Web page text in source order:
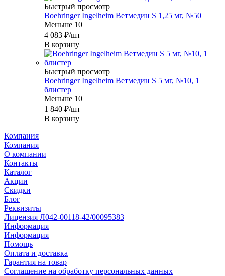
Быстрый просмотр
Boehringer Ingelheim Ветмедин S 1,25 мг, №50
Меньше 10
4 083 ₽/шт
В корзину
Быстрый просмотр
Boehringer Ingelheim Ветмедин S 5 мг, №10, 1
блистер
Меньше 10
1 840 ₽/шт
В корзину
Компания
Компания
О компании
Контакты
Каталог
Акции
Скидки
Блог
Реквизиты
Лицензия Л042-00118-42/00095383
Информация
Информация
Помощь
Оплата и доставка
Гарантия на товар
Соглашение на обработку персональных данных